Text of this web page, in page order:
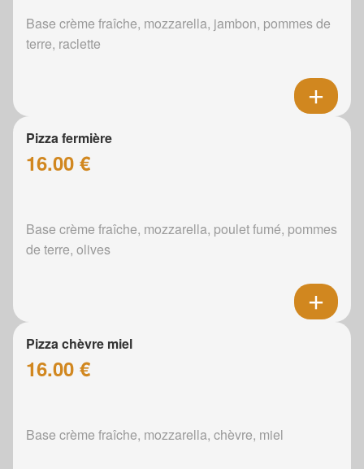
Base crème fraîche, mozzarella, jambon, pommes de
terre, raclette
Pizza fermière
16.00 €
Base crème fraîche, mozzarella, poulet fumé, pommes
de terre, olives
Pizza chèvre miel
16.00 €
Base crème fraîche, mozzarella, chèvre, miel